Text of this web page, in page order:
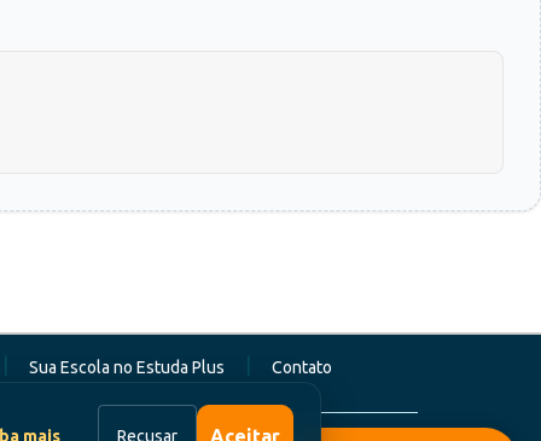
Sua Escola no Estuda Plus Contato
mais Recusar Aceitar